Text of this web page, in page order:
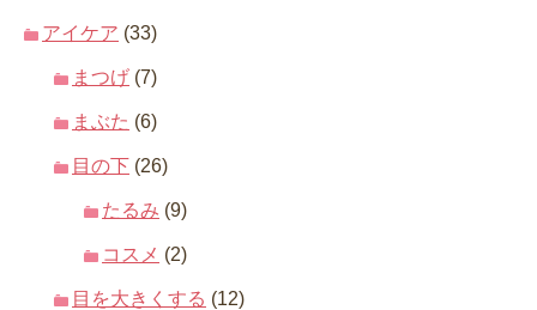
アイケア (33)
まつげ (7)
まぶた (6)
目の下 (26)
たるみ (9)
コスメ (2)
目を大きくする (12)